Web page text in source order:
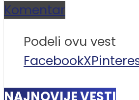
Komentar
Podeli ovu vest
FacebookX